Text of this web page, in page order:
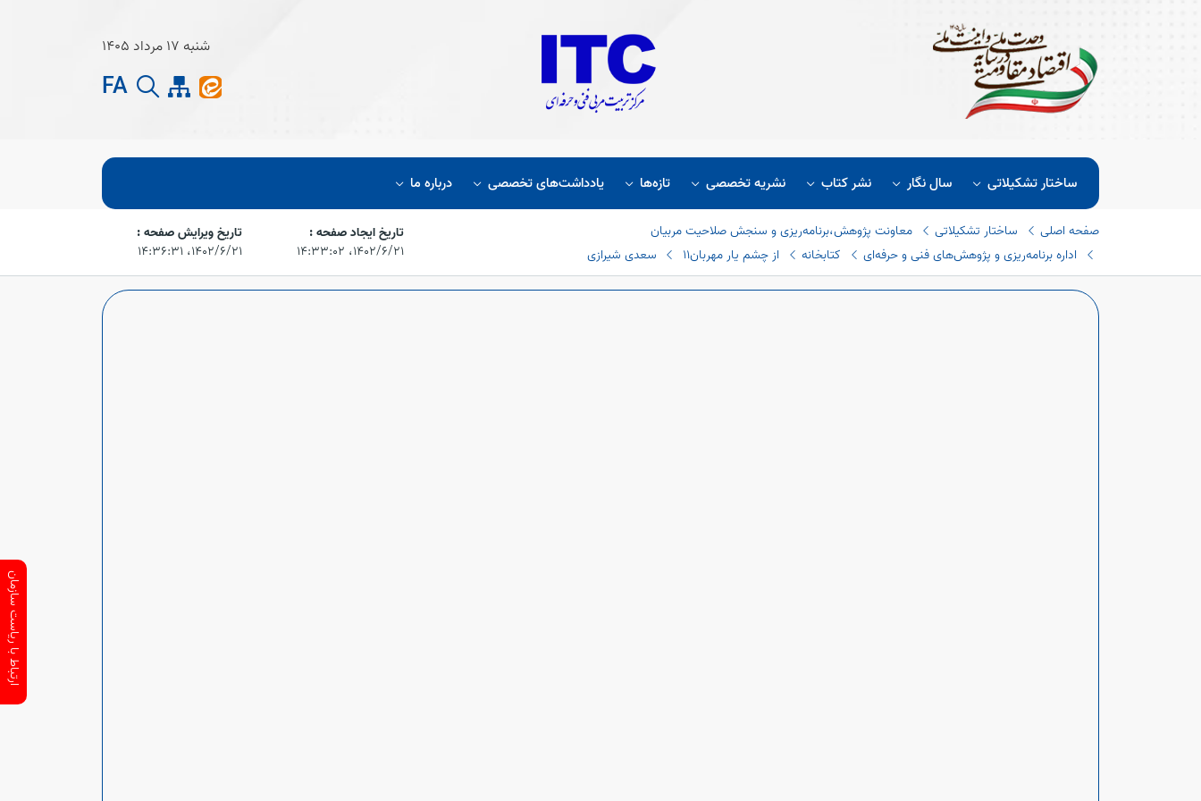
شنبه 17 مرداد 1405
FA
ساختار تشکیلاتی سال نگار نشر کتاب نشریه تخصصی تازه‌ها یادداشت‌های تخصصی درباره ما
صفحه اصلی ساختار تشکیلاتی
معاونت پژوهش،برنامه‌ریزی و سنجش صلاحیت مربیان
اداره برنامه‌ریزی و پژوهش‌های فنی و حرفه‌ای
کتابخانه از چشم یار مهربان11 سعدی شیرازی
تاریخ ایجاد صفحه :
۱۴۰۲/۶/۲۱،‏ ۱۴:۳۳:۰۲
تاریخ ویرایش صفحه :
۱۴۰۲/۶/۲۱،‏ ۱۴:۳۶:۳۱
ارتباط با ریاست سازمان